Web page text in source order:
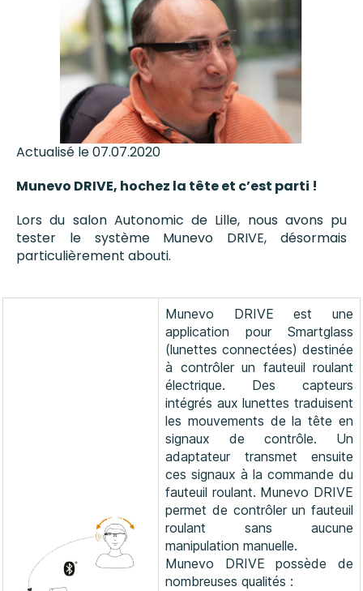
Actualisé le 07.07.2020
Munevo DRIVE, hochez la tête et c’est parti !
Lors du salon Autonomic de Lille, nous avons pu
tester le système Munevo DRIVE, désormais
particulièrement abouti.
Munevo DRIVE est une
application pour Smartglass
(lunettes connectées) destinée
à contrôler un fauteuil roulant
électrique. Des capteurs
intégrés aux lunettes traduisent
les mouvements de la tête en
signaux de contrôle. Un
adaptateur transmet ensuite
ces signaux à la commande du
fauteuil roulant. Munevo DRIVE
permet de contrôler un fauteuil
roulant sans aucune
manipulation manuelle.
Munevo DRIVE possède de
nombreuses qualités :